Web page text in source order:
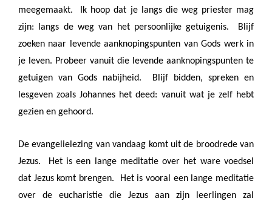
meegemaakt.
Ik hoop dat je langs die weg priester mag
zijn: langs de weg van het persoonlijke getuigenis.
Blijf
zoeken naar levende aanknopingspunten van Gods werk in
je leven. Probeer vanuit die levende aanknopingspunten te
getuigen van Gods nabijheid.
Blijf bidden, spreken en
lesgeven zoals Johannes het deed: vanuit wat je zelf hebt
gezien en gehoord.
De evangelielezing van vandaag komt uit de broodrede van
Jezus.
Het is een lange meditatie over het ware voedsel
dat Jezus komt brengen.
Het is vooral een lange meditatie
over de eucharistie die Jezus aan zijn leerlingen zal